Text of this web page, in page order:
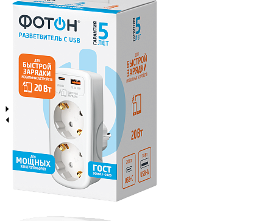
Помощь
Контакты